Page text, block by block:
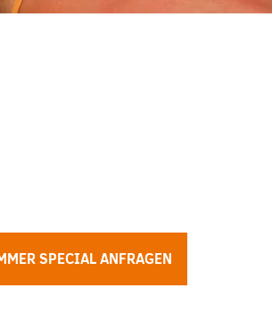
SPECIAL ANFRAGEN